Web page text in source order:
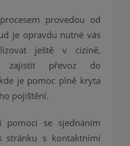
provedou od
je opravdu nutné vás
ještě v cizině,
zajistit převoz do
je pomoc plně kryta
pojištění.
pomoci se sjednáním
stránku s kontaktními